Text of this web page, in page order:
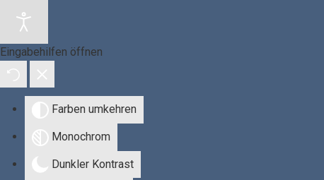
Eingabehilfen öffnen
Farben umkehren
Monochrom
Dunkler Kontrast